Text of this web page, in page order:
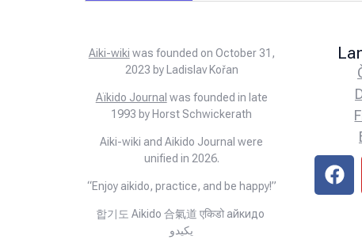
Aiki-wiki was founded on October 31,
2023 by Ladislav Kořan
Aïkido Journal was founded in late
1993 by Horst Schwickerath
Aiki-wiki and Aikido Journal were
unified in 2026.
“Enjoy aikido, practice, and be happy!”
합기도 Aikido 合氣道 एकिडो айкидо
يكيدو